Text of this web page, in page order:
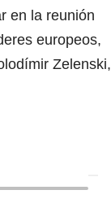
en la reunión
europeos,
Zelenski,